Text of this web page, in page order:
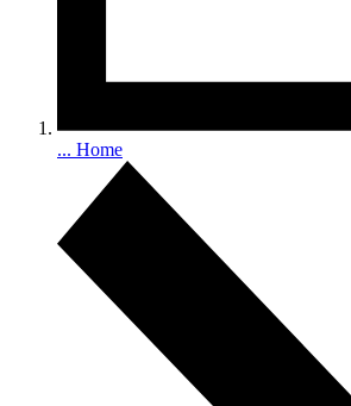
... Home